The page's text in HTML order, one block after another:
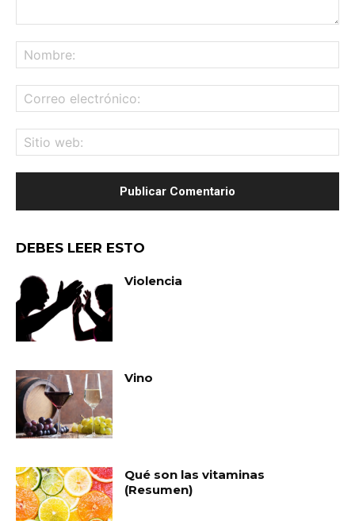
DEBES LEER ESTO
Violencia
Vino
Qué son las vitaminas
(Resumen)